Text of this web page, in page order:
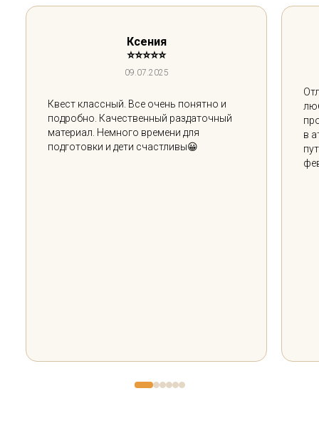
Ксения
⭐⭐⭐⭐⭐
09.07.2025
Квест классный. Все очень понятно и
подробно. Качественный раздаточный
материал. Немного времени для
подготовки и дети счастливы😀
в